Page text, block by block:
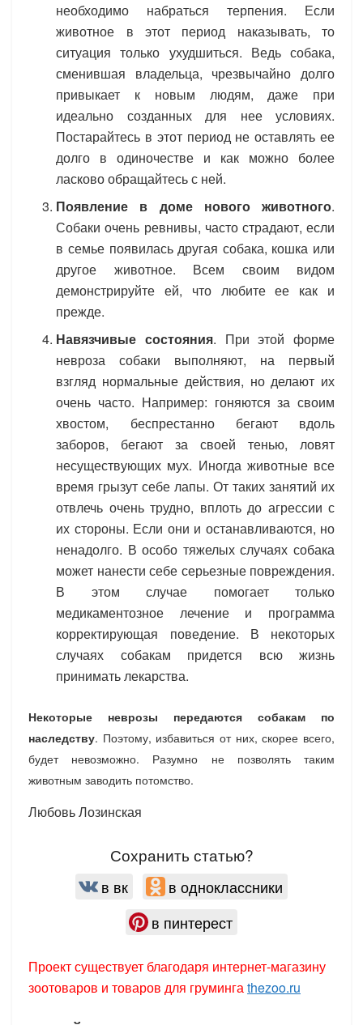
необходимо набраться терпения. Если
животное в этот период наказывать, то
ситуация только ухудшиться. Ведь собака,
сменившая владельца, чрезвычайно долго
привыкает к новым людям, даже при
идеально созданных для нее условиях.
Постарайтесь в этот период не оставлять ее
долго в одиночестве и как можно более
ласково обращайтесь с ней.
Появление в доме нового животного.
Собаки очень ревнивы, часто страдают, если
в семье появилась другая собака, кошка или
другое животное. Всем своим видом
демонстрируйте ей, что любите ее как и
прежде.
Навязчивые состояния. При этой форме
невроза собаки выполняют, на первый
взгляд нормальные действия, но делают их
очень часто. Например: гоняются за своим
хвостом, беспрестанно бегают вдоль
заборов, бегают за своей тенью, ловят
несуществующих мух. Иногда животные все
время грызут себе лапы. От таких занятий их
отвлечь очень трудно, вплоть до агрессии с
их стороны. Если они и останавливаются, но
ненадолго. В особо тяжелых случаях собака
может нанести себе серьезные повреждения.
В этом случае помогает только
медикаментозное лечение и программа
корректирующая поведение. В некоторых
случаях собакам придется всю жизнь
принимать лекарства.
Некоторые неврозы передаются собакам по
наследству. Поэтому, избавиться от них, скорее всего,
будет невозможно. Разумно не позволять таким
животным заводить потомство.
Любовь Лозинская
Сохранить статью?
в вк
в одноклассники
в пинтерест
Проект существует благодаря интернет-магазину
зоотоваров и товаров для грумингаthezoo.ru